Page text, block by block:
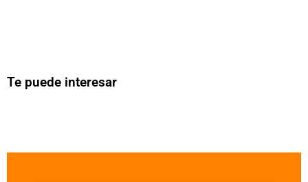
Te puede interesar